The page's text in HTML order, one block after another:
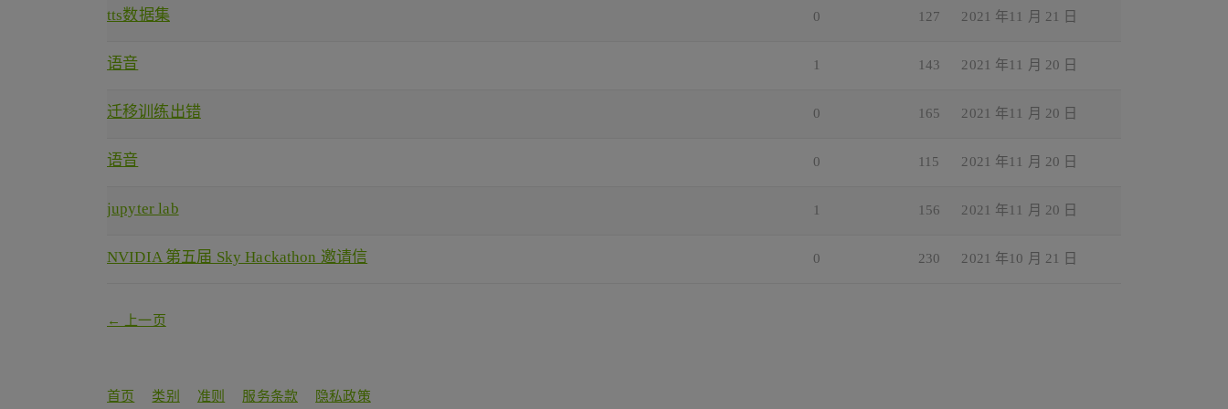
tts数据集 0 127 2021 年11 月 21 日
语音 1 143 2021 年11 月 20 日
迁移训练出错 0 165 2021 年11 月 20 日
语音 0 115 2021 年11 月 20 日
jupyter lab 1 156 2021 年11 月 20 日
NVIDIA 第五届 Sky Hackathon 邀请信 0 230 2021 年10 月 21 日
← 上一页
首页 类别 准则 服务条款 隐私政策